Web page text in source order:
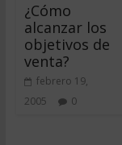
¿Cómo
alcanzar los
objetivos de
venta?
febrero 19,
2005
0